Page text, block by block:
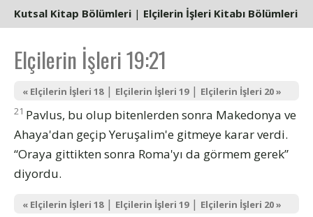
Kutsal Kitap Bölümleri | Elçilerin İşleri Kitabı Bölümleri
Elçilerin İşleri 19:21
« Elçilerin İşleri 18| Elçilerin İşleri 19| Elçilerin İşleri 20 »
21 Pavlus, bu olup bitenlerden sonra Makedonya ve
Ahaya'dan geçip Yeruşalim'e gitmeye karar verdi.
“Oraya gittikten sonra Roma'yı da görmem gerek”
diyordu.
« Elçilerin İşleri 18| Elçilerin İşleri 19| Elçilerin İşleri 20 »